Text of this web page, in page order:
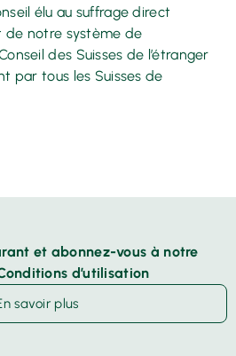
élu au suffrage direct
de notre système de
des Suisses de l’étranger
par tous les Suisses de
et abonnez-vous à notre
d’utilisation
savoir plus